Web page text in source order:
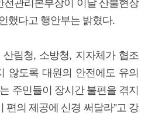
관리본부장이 이날 산불현장
했다고 행안부는 밝혔다.
림청, 소방청, 지자체가 협조
않도록 대원의 안전에도 유의
주민들이 장시간 불편을 겪지
편의 제공에 신경 써달라”고 강